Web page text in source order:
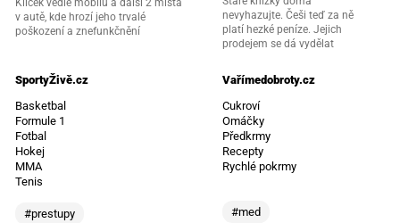
v autě, kde hrozí jeho trvalé
poškození a znefunkčnění
nevyhazujte. Češi teď za ně
platí hezké peníze. Jejich
prodejem se dá vydělat
SportyŽivě.cz
Basketbal
Formule 1
Fotbal
Hokej
MMA
Tenis
#prestupy
Vařímedobroty.cz
Cukroví
Omáčky
Předkrmy
Recepty
Rychlé pokrmy
#med